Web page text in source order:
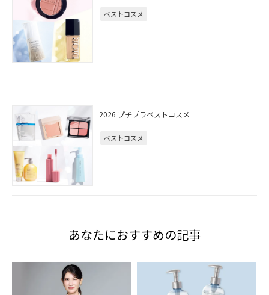
ベストコスメ
2026 プチプラベストコスメ
ベストコスメ
あなたにおすすめの記事